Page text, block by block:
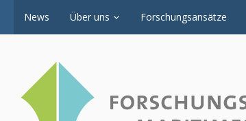
News Über uns Forschungsansätze